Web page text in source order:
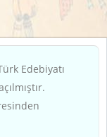
Edebiyatı